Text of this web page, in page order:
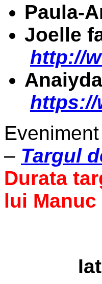
http://
https://
– Targul
Durata
lui